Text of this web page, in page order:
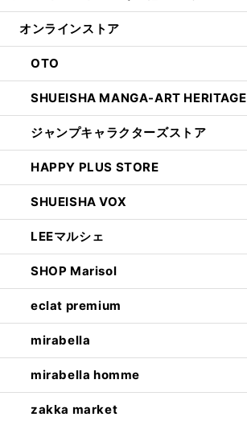
オンラインストア
OTO
SHUEISHA MANGA-ART HERITAGE
ジャンプキャラクターズストア
HAPPY PLUS STORE
SHUEISHA VOX
LEEマルシェ
SHOP Marisol
eclat premium
mirabella
mirabella homme
zakka market